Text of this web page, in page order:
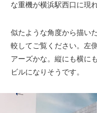
な重機が横浜駅西口に現
似たような角度から描い
較してご覧ください。左
アーズかな。縦にも横に
ビルになりそうです。